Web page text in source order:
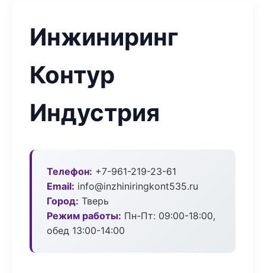
Инжиниринг
Контур
Индустрия
Телефон: +7-961-219-23-61
Email: info@inzhiniringkont535.ru
Город: Тверь
Режим работы: Пн-Пт: 09:00-18:00,
обед 13:00-14:00